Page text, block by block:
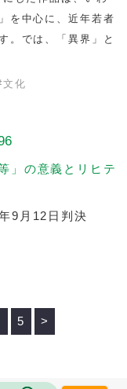
を中心に、近年若者
。では、「異界」と
文化
」の意義とリヒテ
9月12日判決
5 >